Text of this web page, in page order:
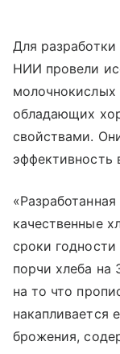
Для разработки
НИИ провели
молочнокислых
обладающих
свойствами.
эффективность
качественные
сроки
порчи хлеба на
на то что
накапливается
брожения,